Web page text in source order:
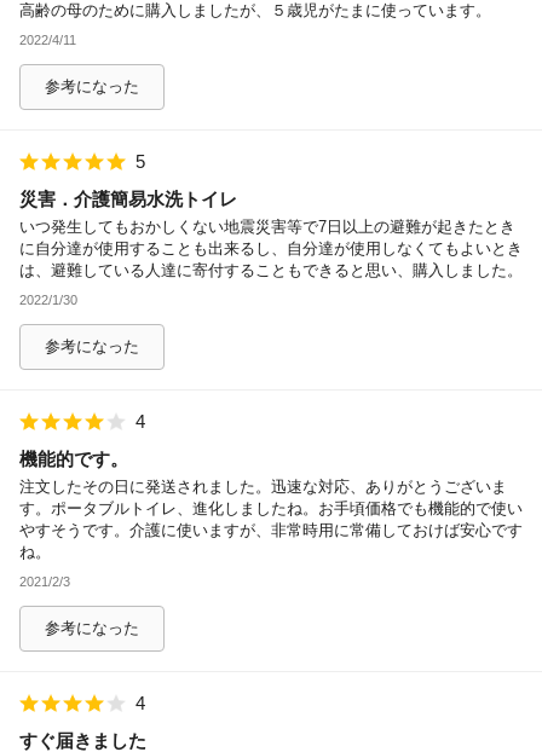
高齢の母のために購入しましたが、５歳児がたまに使っています。
2022/4/11
参考になった
5
災害．介護簡易水洗トイレ
いつ発生してもおかしくない地震災害等で7日以上の避難が起きたとき
に自分達が使用することも出来るし、自分達が使用しなくてもよいとき
は、避難している人達に寄付することもできると思い、購入しました。
2022/1/30
参考になった
4
機能的です。
注文したその日に発送されました。迅速な対応、ありがとうございま
す。ポータブルトイレ、進化しましたね。お手頃価格でも機能的で使い
やすそうです。介護に使いますが、非常時用に常備しておけば安心です
ね。
2021/2/3
参考になった
4
すぐ届きました